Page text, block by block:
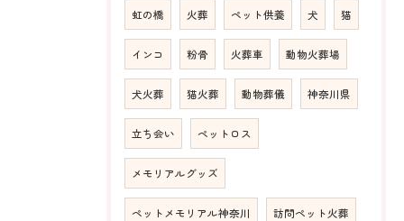
虹の橋 火葬 ペット供養 犬 猫
インコ 粉骨 火葬車 動物火葬場
犬火葬 猫火葬 動物葬儀 神奈川県
立ち会い ペットロス
メモリアルグッズ
ペットメモリアル神奈川 訪問ペット火葬